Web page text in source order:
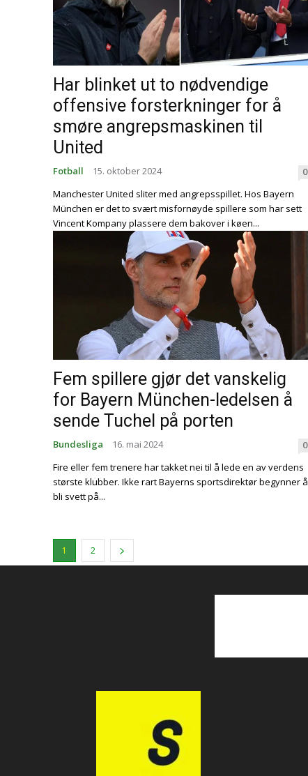
Har blinket ut to nødvendige
offensive forsterkninger for å
smøre angrepsmaskinen til
United
Fotball 15. oktober 2024
0
Manchester United sliter med angrepsspillet. Hos Bayern
München er det to svært misfornøyde spillere som har sett
Vincent Kompany plassere dem bakover i køen...
Fem spillere gjør det vanskelig
for Bayern München-ledelsen å
sende Tuchel på porten
Bundesliga 16. mai 2024
0
Fire eller fem trenere har takket nei til å lede en av verdens
største klubber. Ikke rart Bayerns sportsdirektør begynner å
bli svett på...
1 2